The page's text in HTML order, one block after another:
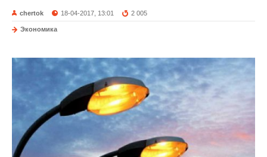
chertok 18-04-2017, 13:01 2 005
Экономика